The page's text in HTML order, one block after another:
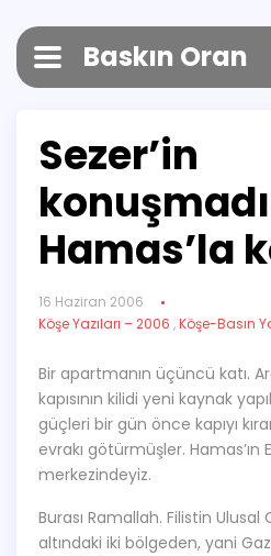
Baskın Oran
Sezer’in
Hamas’la
16 Haziran 2006
Köşe Yazıları – 2006 ,Köşe-Basın
Bir apartmanın üçüncü katı.
kapısının kilidi yeni kaynak
güçleri bir gün önce kapıyı
evrakı götürmüşler.
merkezindeyiz.
Burası Ramallah. Filistin Ulusal
altındaki iki bölgeden, yani